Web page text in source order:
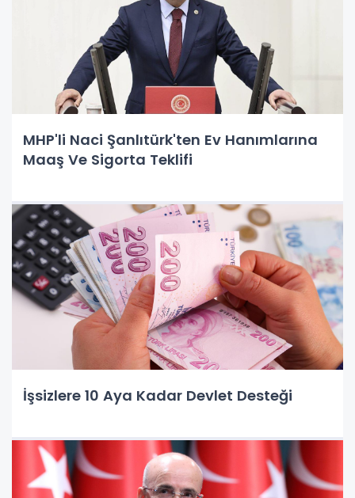
MHP'li Naci Şanlıtürk'ten Ev Hanımlarına
Maaş Ve Sigorta Teklifi
İşsizlere 10 Aya Kadar Devlet Desteği